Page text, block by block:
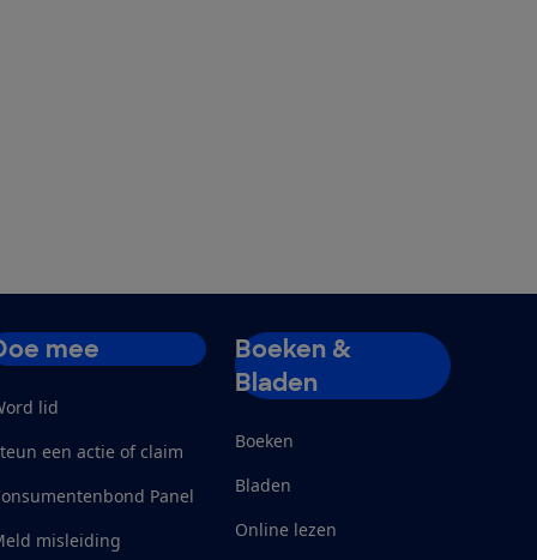
mee
lid
een actie of claim
Panel
misleiding
Boeken &
Bladen
Boeken
Bladen
Online lezen